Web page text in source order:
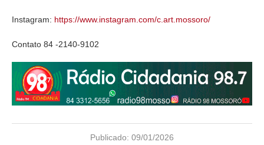
Instagram: https://www.instagram.com/c.art.mossoro/
Contato 84 -2140-9102
Publicado: 09/01/2026